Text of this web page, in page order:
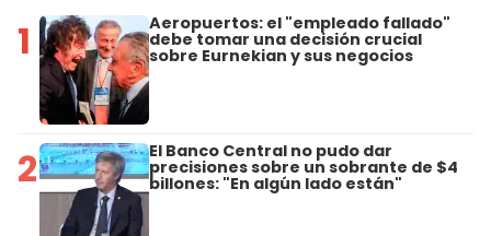
1 Aeropuertos: el "empleado fallado"
debe tomar una decisión crucial
sobre Eurnekian y sus negocios
2 El Banco Central no pudo dar
precisiones sobre un sobrante de $4
billones: "En algún lado están"